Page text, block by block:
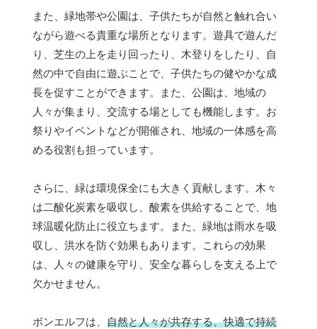
また、緑地帯や公園は、子供たちが自然と触れ合い
ながら遊べる貴重な場所となります。遊具で遊んだ
り、芝生の上を走り回ったり、木登りをしたり、自
然の中で自由に遊ぶことで、子供たちの健やかな成
長を促すことができます。また、公園は、地域の
人々が集まり、交流する場としても機能します。お
祭りやイベントなどが開催され、地域の一体感を高
める役割も担っています。
さらに、緑は環境保全にも大きく貢献します。木々
は二酸化炭素を吸収し、酸素を供給することで、地
球温暖化防止に役立ちます。また、緑地は雨水を吸
収し、洪水を防ぐ効果もあります。これらの効果
は、人々の健康を守り、安全な暮らしを支える上で
欠かせません。
ボンエルフは、 自然と人々が共存する、快適で持続